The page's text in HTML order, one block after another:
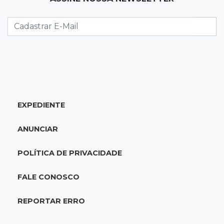
divulgam bets em eventos públicos
15:27Pagará indenização
frente da filha é condenado
15:24Veículos
EXPEDIENTE
ANUNCIAR
POLÍTICA DE PRIVACIDADE
FALE CONOSCO
REPORTAR ERRO